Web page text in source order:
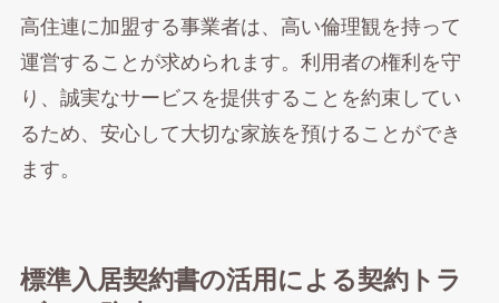
高住連に加盟する事業者は、高い倫理観を持って
運営することが求められます。利用者の権利を守
り、誠実なサービスを提供することを約束してい
るため、安心して大切な家族を預けることができ
ます。
標準入居契約書の活用による契約トラ